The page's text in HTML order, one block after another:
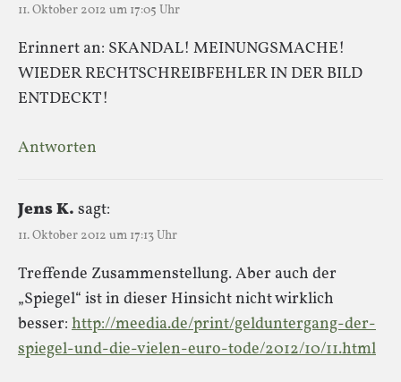
11. Oktober 2012 um 17:05 Uhr
Erinnert an: SKANDAL! MEINUNGSMACHE!
WIEDER RECHTSCHREIBFEHLER IN DER BILD
ENTDECKT!
Antworten
Jens K. sagt:
11. Oktober 2012 um 17:13 Uhr
Treffende Zusammenstellung. Aber auch der
„Spiegel“ ist in dieser Hinsicht nicht wirklich
besser: http://meedia.de/print/gelduntergang-der-
spiegel-und-die-vielen-euro-tode/2012/10/11.html